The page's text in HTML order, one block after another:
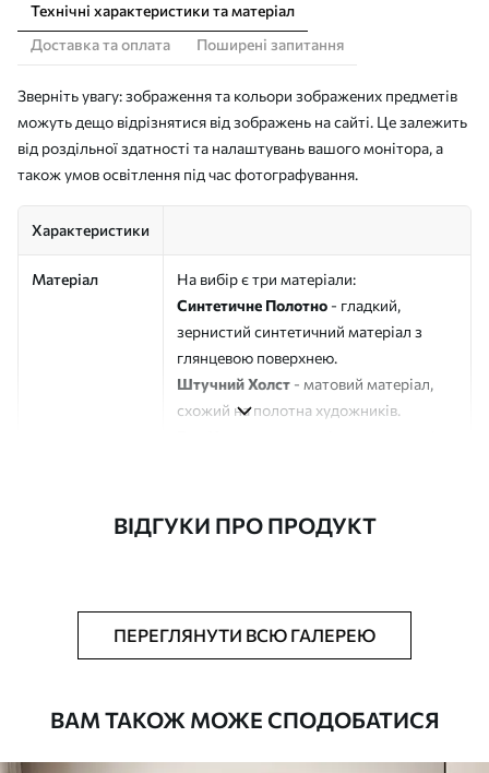
Технічні характеристики та матеріал
Доставка та оплата
Поширені запитання
Зверніть увагу: зображення та кольори зображених предметів
можуть дещо відрізнятися від зображень на сайті. Це залежить
від роздільної здатності та налаштувань вашого монітора, а
також умов освітлення під час фотографування.
Характеристики
Матеріал
На вибір є три матеріали:
Синтетичне Полотно - гладкий,
зернистий синтетичний матеріал з
глянцевою поверхнею.
Штучний Холст - матовий матеріал,
схожий на полотна художників.
Додатково Можна додати лакове покриття.
Від290.00грн
ВІДГУКИ ПРО ПРОДУКТ
ПЕРЕГЛЯНУТИ ВСЮ ГАЛЕРЕЮ
ВАМ ТАКОЖ МОЖЕ СПОДОБАТИСЯ